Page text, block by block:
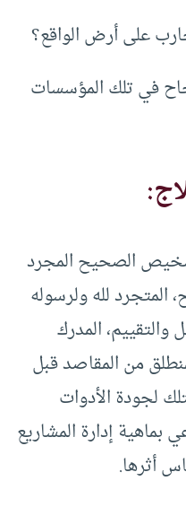
على أرض الواقع؟
في تلك المؤسسات
الصحيح المجرد
المتجرد لله ولرسوله
والتقييم، المدرك
من المقاصد قبل
لجودة الأدوات
بماهية إدارة المشاريع
أثرها.